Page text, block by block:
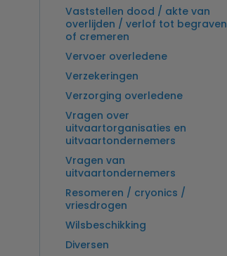
Vaststellen dood / akte van
overlijden / verlof tot begraven
of cremeren
Vervoer overledene
Verzekeringen
Verzorging overledene
Vragen over
uitvaartorganisaties en
uitvaartondernemers
Vragen van
uitvaartondernemers
Resomeren / cryonics /
vriesdrogen
Wilsbeschikking
Diversen